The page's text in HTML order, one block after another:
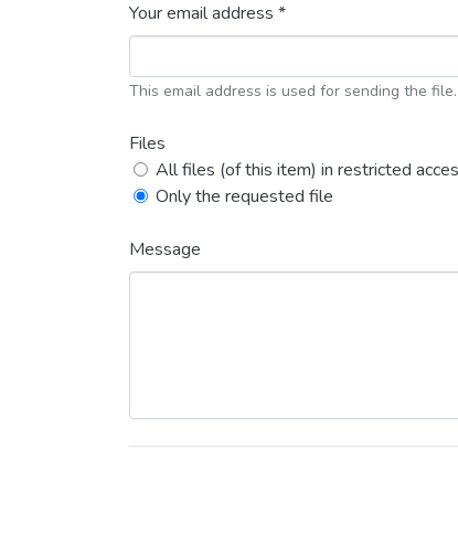
Your email address *
This email address is used for sending the file.
Files
All files (of this item) in restricted
Only the requested file
Message